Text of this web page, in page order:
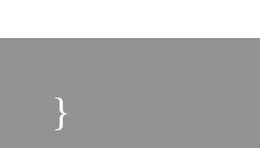
}